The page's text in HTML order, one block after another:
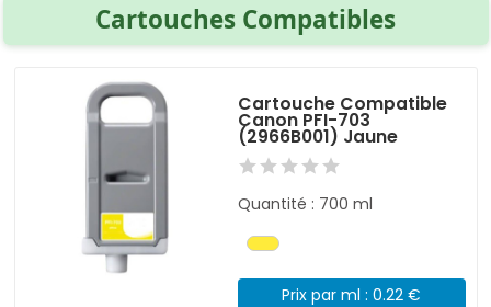
Cartouches Compatibles
Cartouche Compatible
Canon PFI-703
(2966B001) Jaune
Quantité : 700 ml
Prix par ml : 0.22 €